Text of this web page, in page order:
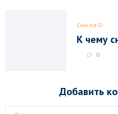
Сны на О
К чему
0
Добавить